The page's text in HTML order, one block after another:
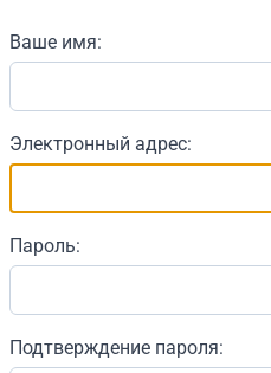
Ваше имя:
Электронный адрес:
Пароль:
Подтверждение пароля: